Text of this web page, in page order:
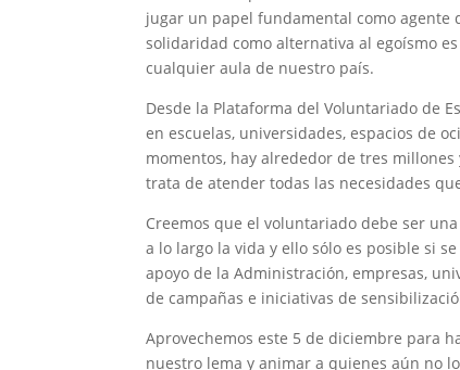
jugar un papel fundamental como agente
solidaridad como alternativa al egoísmo
cualquier aula de nuestro país.
Desde la Plataforma del Voluntariado de
en escuelas, universidades, espacios de
momentos, hay alrededor de tres
trata de atender todas las necesidades
Creemos que el voluntariado debe ser
a lo largo la vida y ello sólo es posible si
apoyo de la Administración, empresas,
de campañas e iniciativas de
Aprovechemos este 5 de diciembre para
nuestro lema y animar a quienes aún no